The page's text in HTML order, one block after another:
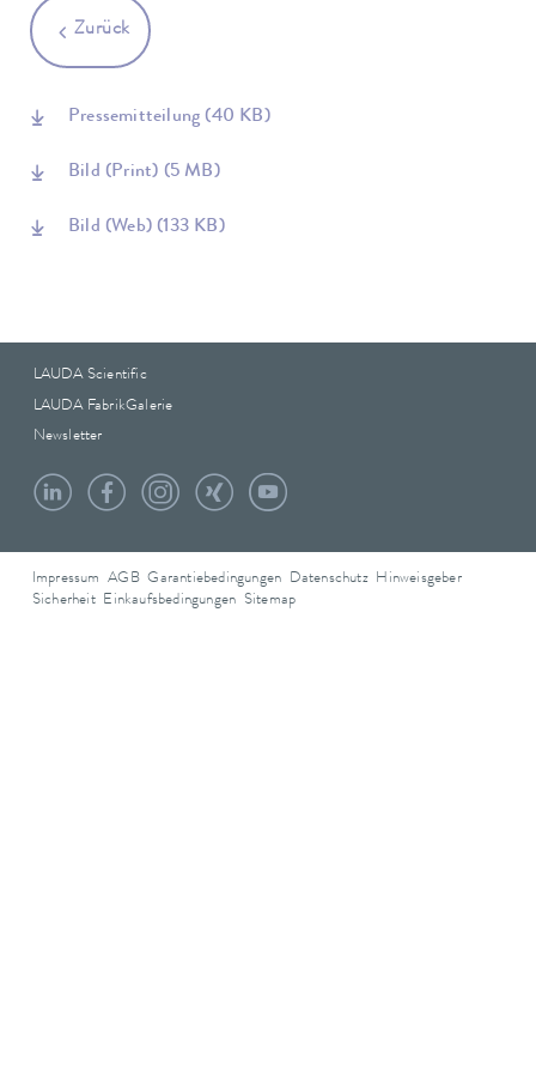
Zurück
Pressemitteilung (40 KB)
Bild (Print) (5 MB)
Bild (Web) (133 KB)
LAUDA Scientific
LAUDA FabrikGalerie
Newsletter
Impressum AGB Garantiebedingungen Datenschutz Hinweisgeber
Sicherheit Einkaufsbedingungen Sitemap